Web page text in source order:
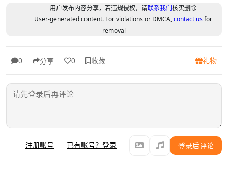
用户发布内容分享，若违规侵权，请联系我们核实删除
User-generated content. For violations or DMCA,contact usfor
removal
0 分享 0 收藏 礼物
注册账号 已有账号？登录 登录后评论